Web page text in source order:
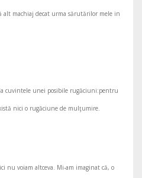
alt machiaj decat urma sărutărilor mele in
cuvintele unei posibile rugăciuni:pentru
nici o rugăciune de mulţumire.
nu voiam altceva. Mi-am imaginat că, o